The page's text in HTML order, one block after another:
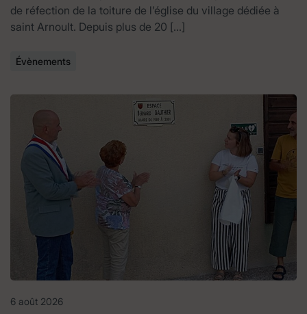
de réfection de la toiture de l’église du village dédiée à
saint Arnoult. Depuis plus de 20 […]
Évènements
6 août 2026